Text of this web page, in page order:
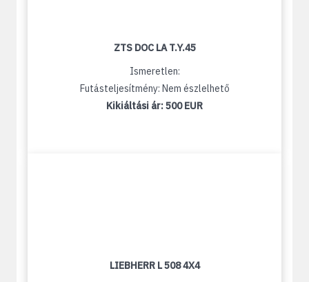
ZTS DOC LA T.Y.45
Ismeretlen:
Futásteljesítmény: Nem észlelhető
Kikiáltási ár:500 EUR
LIEBHERR L 508 4X4